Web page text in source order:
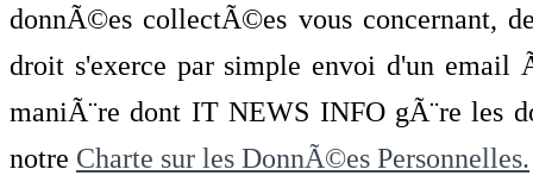
donnÃ©es collectÃ©es vous concernant,
droit s'exerce par simple envoi d'un
maniÃ¨re dont IT NEWS INFO gÃ¨re les
notre Charte sur les DonnÃ©es Personnelles.